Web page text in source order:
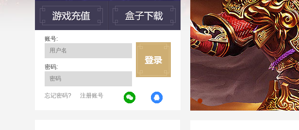
账号:
密码:
忘记密码? 注册账号